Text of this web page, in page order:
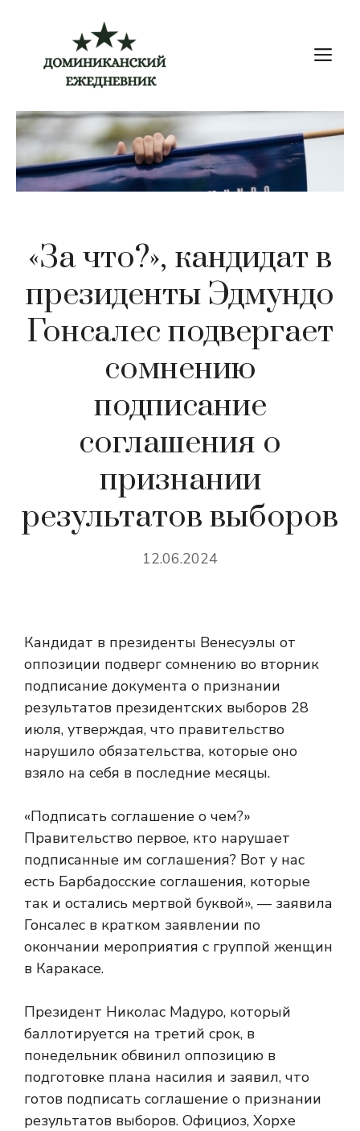
содержимому
«За что?», кандидат в
президенты Эдмундо
Гонсалес подвергает
сомнению
подписание
соглашения о
признании
результатов выборов
12.06.2024
Кандидат в президенты Венесуэлы от
оппозиции подверг сомнению во вторник
подписание документа о признании
результатов президентских выборов 28
июля, утверждая, что правительство
нарушило обязательства, которые оно
взяло на себя в последние месяцы.
«Подписать соглашение о чем?»
Правительство первое, кто нарушает
подписанные им соглашения? Вот у нас
есть Барбадосские соглашения, которые
так и остались мертвой буквой», — заявила
Гонсалес в кратком заявлении по
окончании мероприятия с группой женщин
в Каракасе.
Президент Николас Мадуро, который
баллотируется на третий срок, в
понедельник обвинил оппозицию в
подготовке плана насилия и заявил, что
готов подписать соглашение о признании
результатов выборов. Официоз, Хорхе